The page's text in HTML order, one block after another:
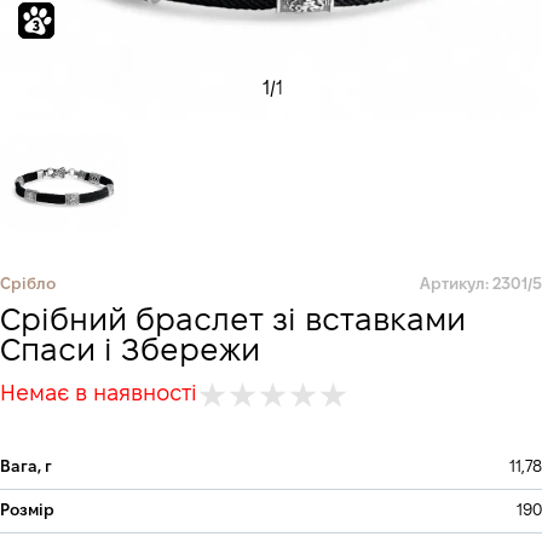
1/1
Срібло Артикул: 2301/5
Срібний браслет зі вставками
Спаси і Збережи
Немає в наявності
Вага, г 11,78
Розмір 190